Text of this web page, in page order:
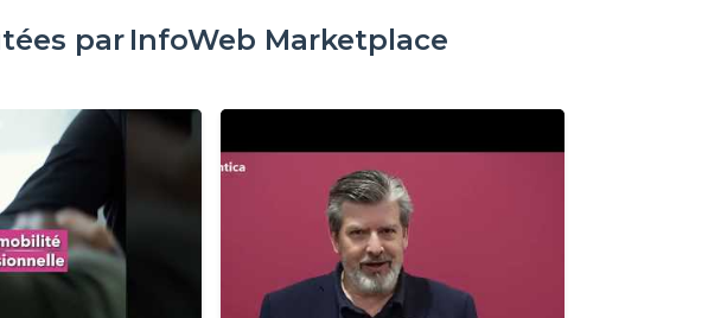
par InfoWeb Marketplace